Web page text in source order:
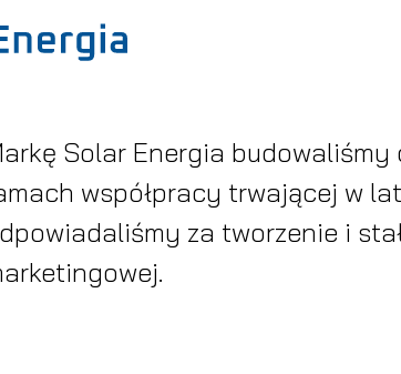
Solar Energia
współpracy trwającej w
za tworzenie i